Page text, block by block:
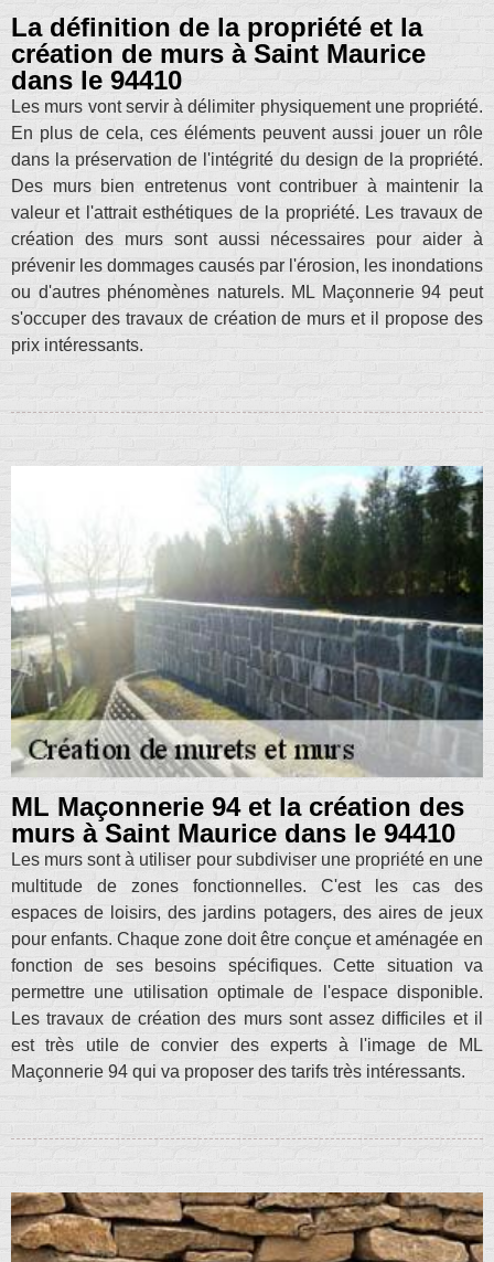
La définition de la propriété et la
création de murs à Saint Maurice
dans le 94410
Les murs vont servir à délimiter physiquement une propriété.
En plus de cela, ces éléments peuvent aussi jouer un rôle
dans la préservation de l'intégrité du design de la propriété.
Des murs bien entretenus vont contribuer à maintenir la
valeur et l'attrait esthétiques de la propriété. Les travaux de
création des murs sont aussi nécessaires pour aider à
prévenir les dommages causés par l'érosion, les inondations
ou d'autres phénomènes naturels. ML Maçonnerie 94 peut
s'occuper des travaux de création de murs et il propose des
prix intéressants.
ML Maçonnerie 94 et la création des
murs à Saint Maurice dans le 94410
Les murs sont à utiliser pour subdiviser une propriété en une
multitude de zones fonctionnelles. C'est les cas des
espaces de loisirs, des jardins potagers, des aires de jeux
pour enfants. Chaque zone doit être conçue et aménagée en
fonction de ses besoins spécifiques. Cette situation va
permettre une utilisation optimale de l'espace disponible.
Les travaux de création des murs sont assez difficiles et il
est très utile de convier des experts à l'image de ML
Maçonnerie 94 qui va proposer des tarifs très intéressants.